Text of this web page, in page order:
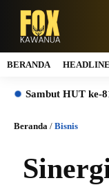
BERANDA HEADLINE
HUT ke-81 RI,
Beranda / Bisnis